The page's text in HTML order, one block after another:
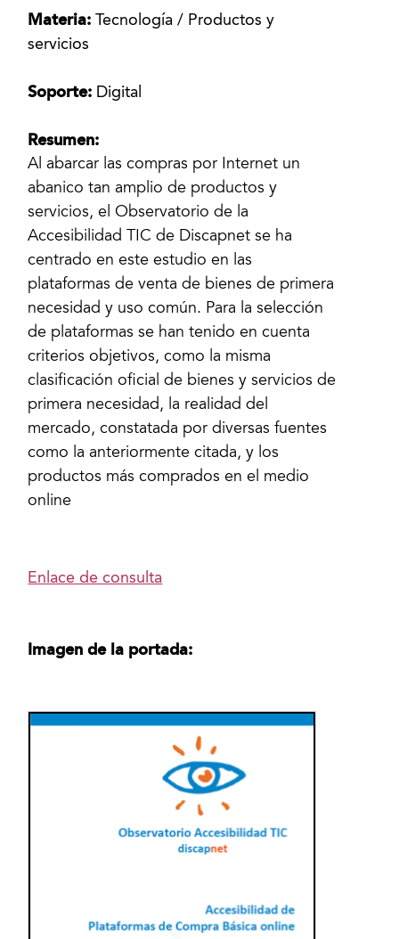
Materia:Tecnología / Productos y
servicios
Soporte: Digital
Resumen:
Al abarcar las compras por Internet un
abanico tan amplio de productos y
servicios, el Observatorio de la
Accesibilidad TIC de Discapnet se ha
centrado en este estudio en las
plataformas de venta de bienes de primera
necesidad y uso común. Para la selección
de plataformas se han tenido en cuenta
criterios objetivos, como la misma
clasificación oficial de bienes y servicios de
primera necesidad, la realidad del
mercado, constatada por diversas fuentes
como la anteriormente citada, y los
productos más comprados en el medio
online
Enlace de consulta
Imagen de la portada: